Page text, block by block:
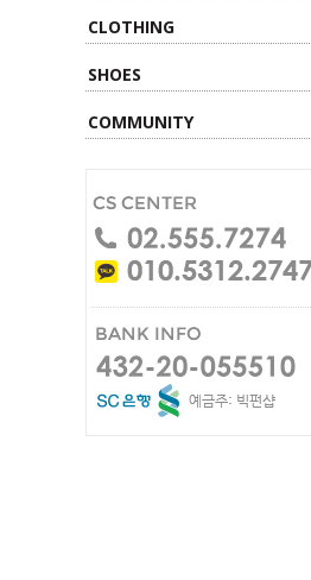
CLOTHING
SHOES
COMMUNITY